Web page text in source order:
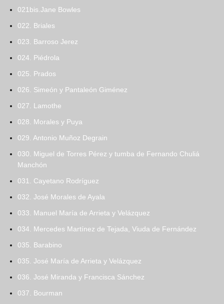
021bis.Jane Bowles
022. Briales
023. Barroso Jerez
024. Piédrola
025. Prados
026. Simeón y Pantaleón Giménez
027. Lamothe
028. Morales y Puya
029. Antonio Muñoz Degrain
030. Miguel de Torres Pérez y tumba de Fernando Chuliá
Manchón
031. Cayetano Rodríguez
032. José Morales de Ayala
033. Manuel María de Arrieta y Velázquez
034. Mercedes Martínez de Tejada, Viuda de Fernández
035. Barabino
035. José María de Arrieta y Velázquez
036. José Miranda y Francisca Sánchez
037. Bourman